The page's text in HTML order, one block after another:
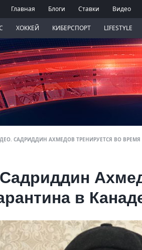
Главная Блоги Ставки Видео
ХОККЕЙ КИБЕРСПОРТ LIFESTYLE
САДРИДДИН АХМЕДОВ ТРЕНИРУЕТСЯ ВО
в